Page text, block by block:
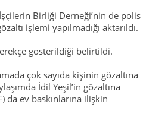
Birliği Derneği’nin de polis
işlemi yapılmadığı aktarıldı.
gösterildiği belirtildi.
çok sayıda kişinin gözaltına
İdil Yeşil’in gözaltına
da ev baskınlarına ilişkin